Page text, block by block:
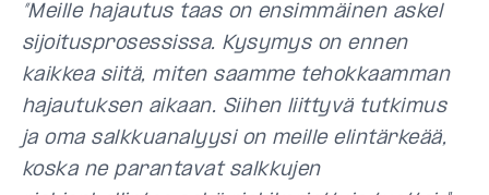
”Meille hajautus taas on ensimmäinen askel
sijoitusprosessissa. Kysymys on ennen
kaikkea siitä, miten saamme tehokkaamman
hajautuksen aikaan. Siihen liittyvä tutkimus
ja oma salkkuanalyysi on meille elintärkeää,
koska ne parantavat salkkujen